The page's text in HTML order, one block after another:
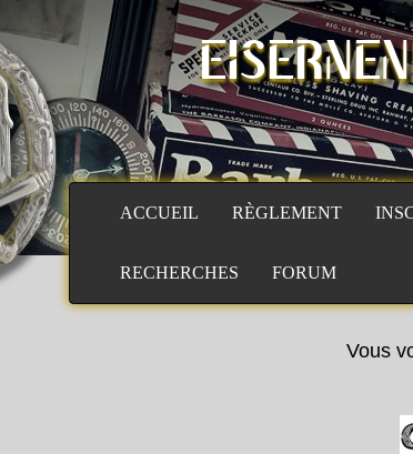
ACCUEIL RÈGLEMENT
RECHERCHES FORUM
Vous